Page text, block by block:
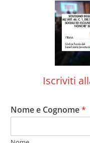
Iscriviti
Nome e Cognome*